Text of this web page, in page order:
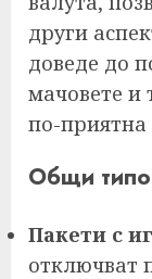
други
доведе до
мачовете и
по-
Общи
Пакети с
отключват